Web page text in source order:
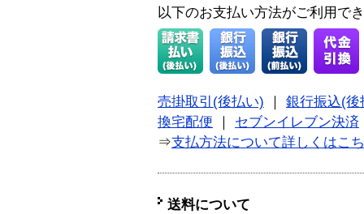
以下のお支払い方法がご利用で
売掛取引(後払い)
銀行振込(後
換宅配便
セブンイレブン決済
⇒支払方法について詳しくはこ
送料について